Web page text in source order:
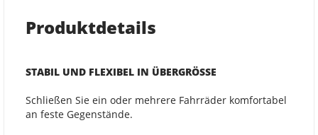
Produktdetails
STABIL UND FLEXIBEL IN ÜBERGRÖSSE
Schließen Sie ein oder mehrere Fahrräder komfortabel
an feste Gegenstände.